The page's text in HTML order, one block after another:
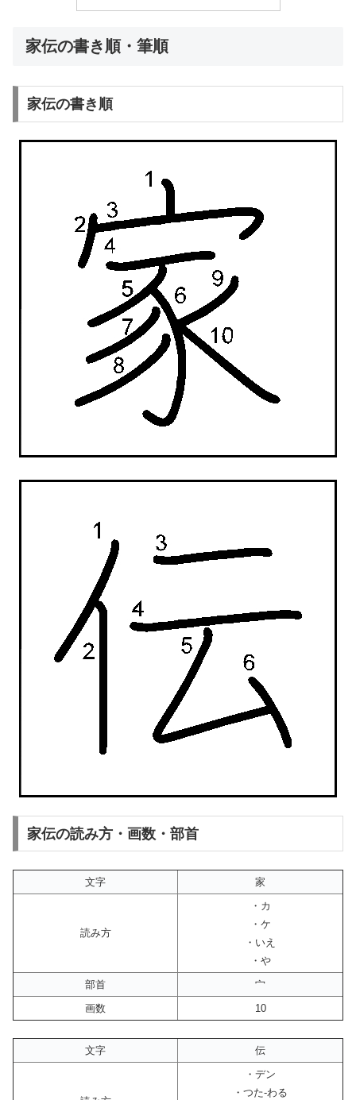
家伝の書き順・筆順
家伝の書き順
家伝の読み方・画数・部首
文字 家
読み方
・カ
・ケ
・いえ
・や
部首
宀
画数
10
文字 伝
・デン
・つた-わる